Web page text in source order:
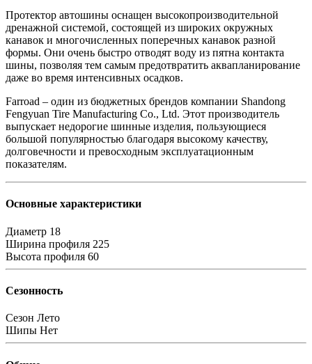
Протектор автошины оснащен высокопроизводительной
дренажной системой, состоящей из широких окружных
канавок и многочисленных поперечных канавок разной
формы. Они очень быстро отводят воду из пятна контакта
шины, позволяя тем самым предотвратить аквапланирование
даже во время интенсивных осадков.
Farroad – один из бюджетных брендов компании Shandong
Fengyuan Tire Manufacturing Co., Ltd. Этот производитель
выпускает недорогие шинные изделия, пользующиеся
большой популярностью благодаря высокому качеству,
долговечности и превосходным эксплуатационным
показателям.
Основные характеристики
Диаметр 18
Ширина профиля 225
Высота профиля 60
Сезонность
Сезон Лето
Шипы Нет